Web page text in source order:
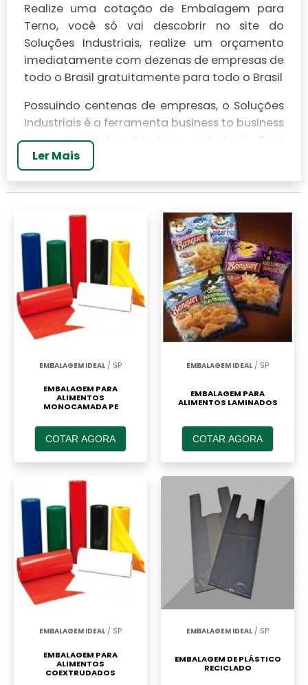
Realize uma cotação de Embalagem para
Terno, você só vai descobrir no site do
Soluções Industriais, realize um orçamento
imediatamente com dezenas de empresas de
todo o Brasil gratuitamente para todo o Brasil
Possuindo centenas de empresas, o Soluções
Industriais é a ferramenta business to business
mais completo da área industrial. Para
realizar um orçamento de Embalagem para
Terno, clique em um ou mais dos anuciantes a
seguir:
Ler Mais
EMBALAGEM IDEAL / SP
EMBALAGEM PARA
ALIMENTOS
MONOCAMADA PE
COTAR AGORA
EMBALAGEM IDEAL / SP
EMBALAGEM PARA
ALIMENTOS LAMINADOS
COTAR AGORA
EMBALAGEM IDEAL / SP
EMBALAGEM PARA
ALIMENTOS
COEXTRUDADOS
EMBALAGEM IDEAL / SP
EMBALAGEM DE PLÁSTICO
RECICLADO